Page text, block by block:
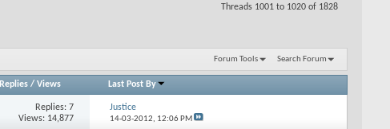
Threads 1001 to 1020 of 1828
Forum Tools Search Forum
Replies/ Views Last Post By
Replies: 7
Views: 14,877
Justice
14-03-2012, 12:06 PM